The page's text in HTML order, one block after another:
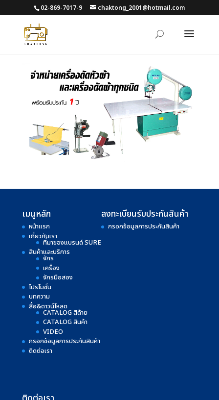
02-869-7017-9 chaktong_2001@hotmail.com
เมนูหลัก
หน้าแรก
เกี่ยวกับเรา
ที่มาของแบรนด์ SURE
สินค้าและบริการ
จักร
เครื่อง
จักรมือสอง
โปรโมชั่น
บทความ
สื่อ&ดาวน์โหลด
CATALOG สีด้าย
CATALOG สินค้า
VIDEO
กรอกข้อมูลการประกันสินค้า
ติดต่อเรา
ลงทะเบียนรับประกันสินค้า
กรอกข้อมูลการประกันสินค้า